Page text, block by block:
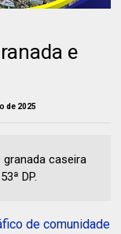
e
de 2025
caseira
DP.
de comunidade